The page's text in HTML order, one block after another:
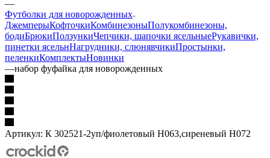
—
Футболки для новорожденных
ДжемперыКофточкиКомбинезоныПолукомбинезоны,
бодиБрюкиПолзункиЧепчики, шапочки ясельныеРукавички,
пинетки ясельнНагрудники, слюнявчикиПростынки,
пеленкиКомплектыНовинки
—набор фуфайка для новорожденных
Артикул: К 302521-2уп/фиолетовый Н063,сиреневый Н072